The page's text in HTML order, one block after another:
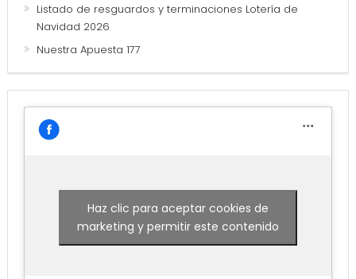
Listado de resguardos y terminaciones Lotería de
Navidad 2026
Nuestra Apuesta 177
Haz clic para aceptar cookies de
marketing y permitir este contenido